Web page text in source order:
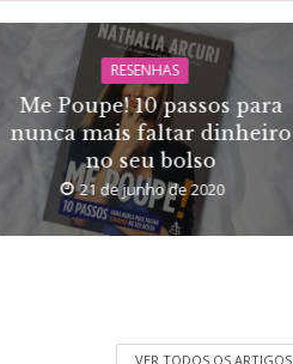
RESENHAS
Me Poupe! 10 passos para
nunca mais faltar dinheiro
no seu bolso
21 de junho de 2020
VER TODOS OS ARTIGOS